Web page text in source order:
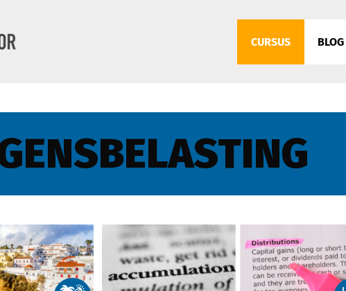
CURSUS BLOG